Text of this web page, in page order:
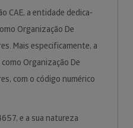
CAE, a entidade dedica-
Organização De
Mais especificamente, a
Organização De
com o código numérico
e a sua natureza